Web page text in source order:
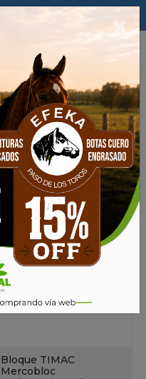
SALES MINERALES
Bloque TIMAC
Mercobloc
×